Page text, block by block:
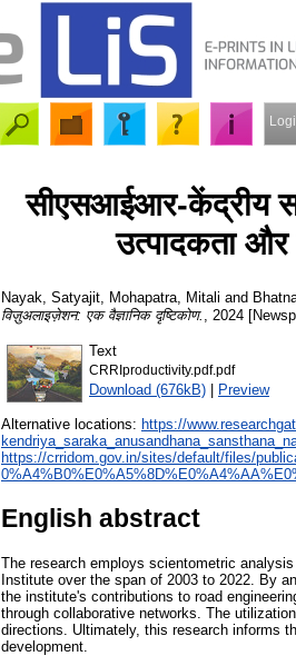
सीएसआईआर-केंद्रीय
उत्पादकता और
Nayak, Satyajit Mohapatra, Mitali and
विज़ुअलाइज़ेशन: एक वैज्ञानिक दृष्टिकोण.
, 2024
Text
CRRIproductivity.pdf.pdf
Download (676kB) | Preview
Alternative locations: https://
https://crridom.gov.in/sites/default/files/
English abstract
The research employs scientometric
Institute over the span of 2003 to 2022. By
the institute's contributions to road
through collaborative networks. The
directions. Ultimately, this research informs
development.